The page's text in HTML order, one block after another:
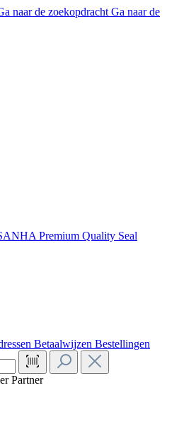
naar de zoekopdracht Ga naar de
Betaalwijzen Bestellingen